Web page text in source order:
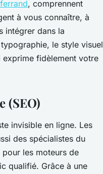
, comprennent
à vous connaître, à
intégrer dans la
le style visuel
exprime fidèlement votre
(SEO)
invisible en ligne. Les
des spécialistes du
les moteurs de
qualifié. Grâce à une